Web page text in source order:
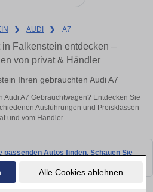
Alle Cookies ablehnen
❯ AUDI ❯ A7
Falkenstein entdecken –
von privat & Händler
Ihren gebrauchten Audi A7
Audi A7 Gebrauchtwagen? Entdecken Sie
Ausführungen und Preisklassen
und vom Händler.
passenden Autos finden. Schauen Sie